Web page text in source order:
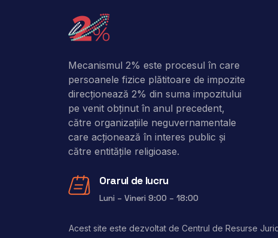
Mecanismul 2% este procesul în care
persoanele fizice plătitoare de impozite
direcţionează 2% din suma impozitului
pe venit obţinut în anul precedent,
către organizaţiile neguvernamentale
care acţionează în interes public şi
către entitățile religioase.
Orarul de lucru
Luni – Vineri 9:00 – 18:00
Acest site este dezvoltat de Centrul de Resurse